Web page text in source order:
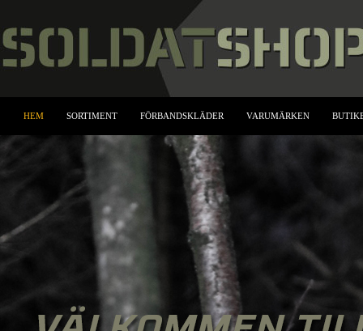
HEM SORTIMENT FÖRBANDSKLÄDER VARUMÄRKEN